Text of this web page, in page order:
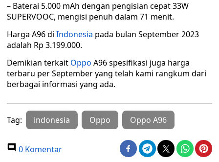
– Baterai 5.000 mAh dengan pengisian cepat 33W
SUPERVOOC, mengisi penuh dalam 71 menit.
Harga A96 di Indonesia pada bulan September 2023
adalah Rp 3.199.000.
Demikian terkait Oppo A96 spesifikasi juga harga
terbaru per September yang telah kami rangkum dari
berbagai informasi yang ada.
Tag: indonesia Oppo Oppo A96
0 Komentar